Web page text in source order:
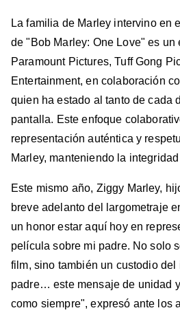
La familia de Marley intervino en
de "Bob Marley: One Love" es un
Paramount Pictures, Tuff Gong
Entertainment, en colaboración
quien ha estado al tanto de cada
pantalla. Este enfoque
representación auténtica y
Marley, manteniendo la
Este mismo año, Ziggy Marley,
breve adelanto del largometraje
un honor estar aquí hoy en
película sobre mi padre. No solo
film, sino también un custodio
padre… este mensaje de unidad
como siempre", expresó ante los